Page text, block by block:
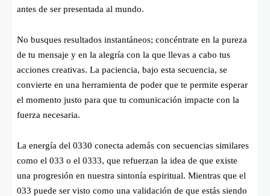
antes de ser presentada al mundo.
No busques resultados instantáneos; concéntrate en la pureza
de tu mensaje y en la alegría con la que llevas a cabo tus
acciones creativas. La paciencia, bajo esta secuencia, se
convierte en una herramienta de poder que te permite esperar
el momento justo para que tu comunicación impacte con la
fuerza necesaria.
La energía del 0330 conecta además con secuencias similares
como el 033 o el 0333, que refuerzan la idea de que existe
una progresión en nuestra sintonía espiritual. Mientras que el
033 puede ser visto como una validación de que estás siendo